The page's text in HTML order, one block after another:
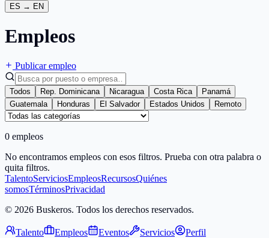
ES → EN
Empleos
Publicar empleo
Todos Rep. Dominicana Nicaragua Costa Rica
Panamá
Guatemala
Honduras El Salvador Estados Unidos Remoto
0 empleos
No encontramos empleos con esos filtros. Prueba con otra palabra o
quita filtros.
TalentoServiciosEmpleosRecursosQuiénes
somosTérminosPrivacidad
© 2026 Buskeros. Todos los derechos reservados.
Talento Empleos Eventos Servicios Perfil